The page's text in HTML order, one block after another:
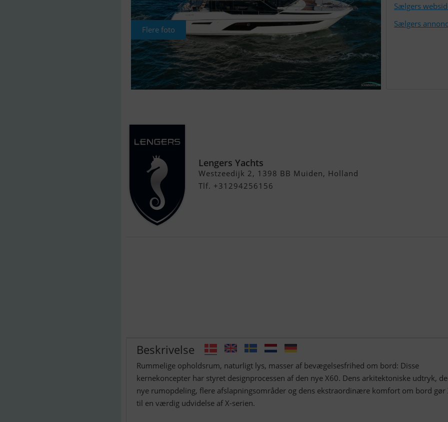
Flere foto
Sælgers
Sælgers
Lengers Yachts
Westzeedijk 2, 1398 BB Muiden, Holland
Tlf. +31294256156
Beskrivelse
Rummelige opholdsrum, naturligt lys, masser af bevægelsesfrihed om bord: Disse
kernekoncepter har styret designprocessen af den nye X60. Dens arkitektoniske udtryk,
nye rumopdeling, flere afslapningsområder og dens ekstraordinære komfort om bord gør
til en værdig udvidelse af X-serien.